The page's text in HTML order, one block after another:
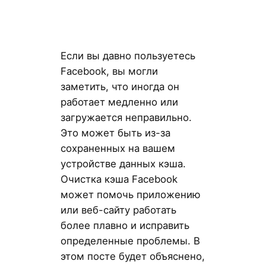
Если вы давно пользуетесь
Facebook, вы могли
заметить, что иногда он
работает медленно или
загружается неправильно.
Это может быть из-за
сохраненных на вашем
устройстве данных кэша.
Очистка кэша Facebook
может помочь приложению
или веб-сайту работать
более плавно и исправить
определенные проблемы. В
этом посте будет объяснено,